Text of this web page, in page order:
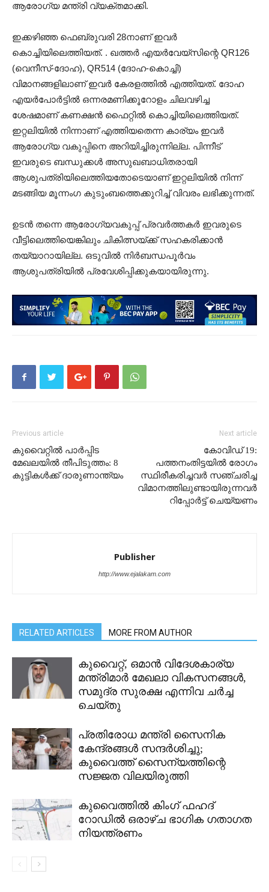
ആരോഗ്യ മന്ത്രി വ്യക്തമാക്കി.
ഇക്കഴിഞ്ഞ ഫെബ്രുവരി 28നാണ് ഇവർ
കൊച്ചിയിലെത്തിയത്. ​. ഖത്തർ എയർവേയ്​സി​​​​​ന്റെ QR126
(വെനീസ്​-ദോഹ), QR514 (ദോഹ-കൊച്ചി)
വിമാനങ്ങളിലാണ്​ ഇവർ കേരളത്തിൽ എത്തിയത്​. ദോഹ
എയര്‍പോർട്ടിൽ ഒന്നരമണിക്കൂറോളം ചിലവഴിച്ച
ശേഷമാണ് കണക്ഷൻ ഫൈറ്റിൽ കൊച്ചിയിലെത്തിയത്.
ഇറ്റലിയിൽ നിന്നാണ് എത്തിയതെന്ന കാര്യം ഇവർ
ആരോഗ്യ വകുപ്പിനെ അറിയിച്ചിരുന്നില്ല. പിന്നീട്
ഇവരുടെ ബന്ധുക്കൾ അസുഖബാധിതരായി
ആശുപത്രിയിലെത്തിയതോടെയാണ് ഇറ്റലിയിൽ നിന്ന്
മടങ്ങിയ മൂന്നംഗ കുടുംബത്തെക്കുറിച്ച് വിവരം ലഭിക്കുന്നത്.
ഉടൻ തന്നെ ആരോഗ്യവകുപ്പ് പ്രവർത്തകർ ഇവരുടെ
വീട്ടിലെത്തിയെങ്കിലും ചികിത്സയ്ക്ക് സഹകരിക്കാൻ
തയ്യാറായില്ല. ഒടുവിൽ നിർബന്ധപൂര്‍വം
ആശുപത്രിയിൽ പ്രവേശിപ്പിക്കുകയായിരുന്ന‌ു.
Previous article
കുവൈറ്റിൽ പാർപ്പിട
മേഖലയിൽ തീപിടുത്തം: 8
കുട്ടികൾക്ക് ദാരുണാന്ത്യം
Next article
കോവിഡ് 19:
പത്തനംതിട്ടയിൽ രോഗം
സ്ഥിരീകരിച്ചവർ സ‍ഞ്ചരിച്ച
വിമാനത്തിലുണ്ടായിരുന്നവർ
റിപ്പോർട്ട് ചെയ്യണം
Publisher
http://www.ejalakam.com
RELATED ARTICLES MORE FROM AUTHOR
കുവൈറ്റ്, ഒമാൻ വിദേശകാര്യ
മന്ത്രിമാർ മേഖലാ വികസനങ്ങൾ,
സമുദ്ര സുരക്ഷ എന്നിവ ചർച്ച
ചെയ്തു
പ്രതിരോധ മന്ത്രി സൈനിക
കേന്ദ്രങ്ങൾ സന്ദർശിച്ചു;
കുവൈത്ത് സൈന്യത്തിന്റെ
സജ്ജത വിലയിരുത്തി
കുവൈത്തിൽ കിംഗ് ഫഹദ്
റോഡിൽ ഒരാഴ്ച ഭാഗിക ഗതാഗത
നിയന്ത്രണം